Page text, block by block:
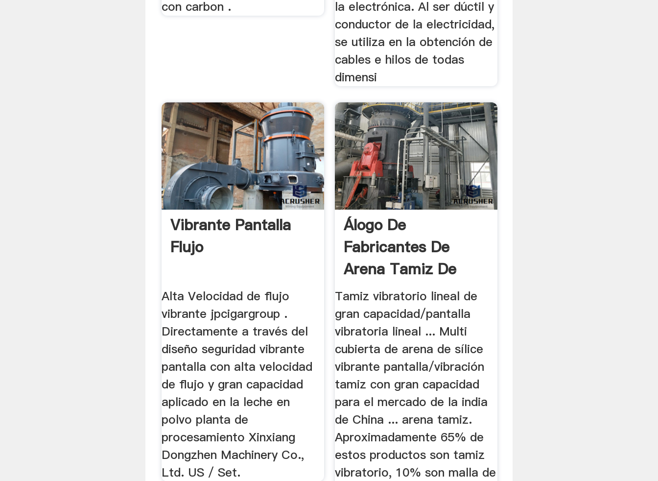
con carbon .
la electrónica. Al ser dúctil y
conductor de la electricidad,
se utiliza en la obtención de
cables e hilos de todas
dimensi
Vibrante Pantalla
Flujo
Alta Velocidad de flujo
vibrante jpcigargroup .
Directamente a través del
diseño seguridad vibrante
pantalla con alta velocidad
de flujo y gran capacidad
aplicado en la leche en
polvo planta de
procesamiento Xinxiang
Dongzhen Machinery Co.,
Ltd. US / Set.
Álogo De
Fabricantes De
Arena Tamiz De
Alta Calidad Y ...
Tamiz vibratorio lineal de
gran capacidad/pantalla
vibratoria lineal ... Multi
cubierta de arena de sílice
vibrante pantalla/vibración
tamiz con gran capacidad
para el mercado de la india
de China ... arena tamiz.
Aproximadamente 65% de
estos productos son tamiz
vibratorio, 10% son malla de